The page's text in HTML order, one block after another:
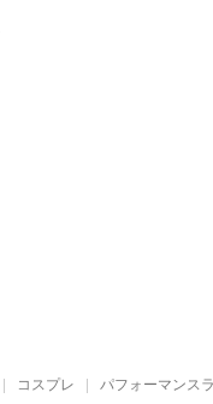
コスプレ パフォーマンス